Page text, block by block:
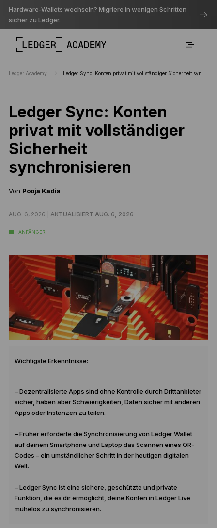
Hardware-Wallets wechseln? Migriere in wenigen Schritten
sicher zu Ledger.
Ledger Academy
Ledger Sync: Konten
privat mit vollständiger
Sicherheit
synchronisieren
Von Pooja Kadia
AUG. 6, 2026 | AKTUALISIERT AUG. 6, 2026
ANFÄNGER
Wichtigste Erkenntnisse:
– Dezentralisierte Apps sind ohne Kontrolle durch Drittanbieter
sicher, haben aber Schwierigkeiten, Daten sicher mit anderen
Apps oder Instanzen zu teilen.
– Früher erforderte die Synchronisierung von Ledger Wallet
auf deinem Smartphone und Laptop das Scannen eines QR-
Codes – ein umständlicher Schritt in der heutigen digitalen
Welt.
– Ledger Sync ist eine sichere, geschützte und private
Funktion, die es dir ermöglicht, deine Konten in Ledger Live
mühelos zu synchronisieren.